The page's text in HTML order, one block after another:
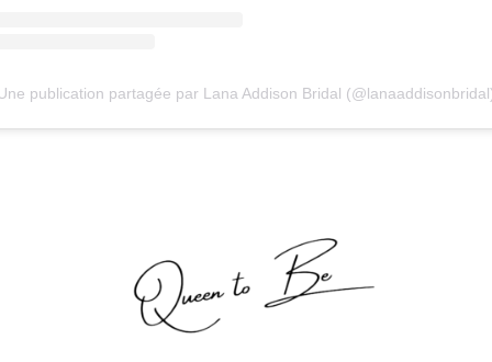
publication partagée par Lana Addison Bridal